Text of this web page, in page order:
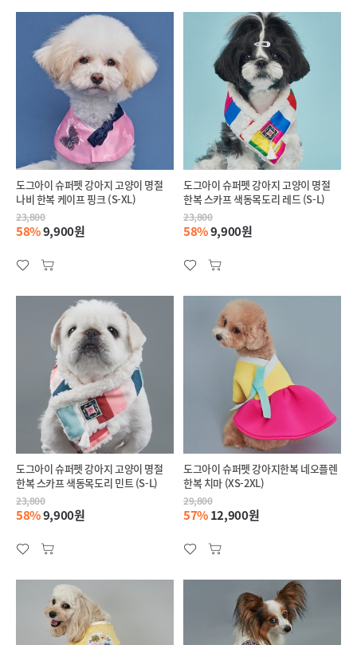
도그아이 슈퍼펫 강아지 고양이 명절
나비 한복 케이프 핑크 (S-XL)
23,800
58%9,900원
도그아이 슈퍼펫 강아지 고양이 명절
한복 스카프 색동목도리 레드 (S-L)
23,800
58%9,900원
도그아이 슈퍼펫 강아지 고양이 명절
한복 스카프 색동목도리 민트 (S-L)
23,800
58%9,900원
도그아이 슈퍼펫 강아지한복 네오플렌
한복 치마 (XS-2XL)
29,800
57%12,900원